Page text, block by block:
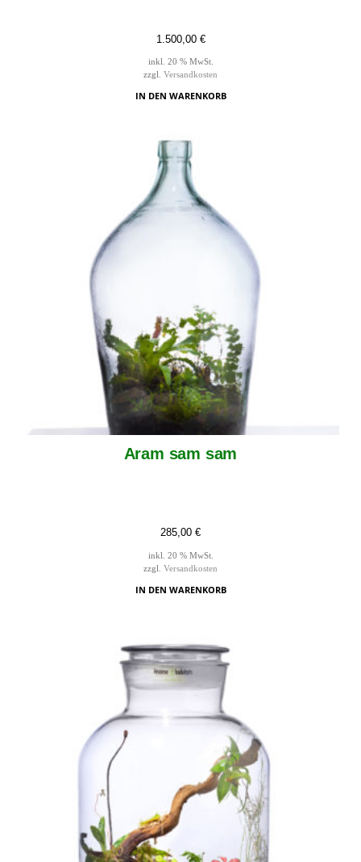
1.500,00 €
inkl. 20 % MwSt.
zzgl. Versandkosten
IN DEN WARENKORB
Aram sam sam
285,00 €
inkl. 20 % MwSt.
zzgl. Versandkosten
IN DEN WARENKORB